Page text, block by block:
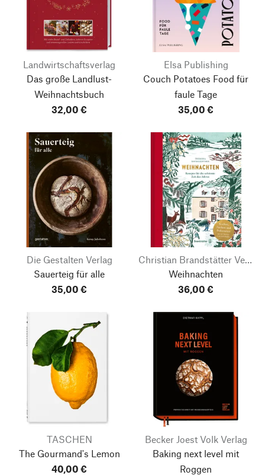
Landwirtschaftsverlag
Das große Landlust-
Weihnachtsbuch
32,00 €
Elsa Publishing
Couch Potatoes Food für
faule Tage
35,00 €
Die Gestalten Verlag
Sauerteig für alle
35,00 €
Christian Brandstätter Verlag
Weihnachten
36,00 €
TASCHEN
The Gourmand's Lemon
40,00 €
Becker Joest Volk Verlag
Baking next level mit
Roggen